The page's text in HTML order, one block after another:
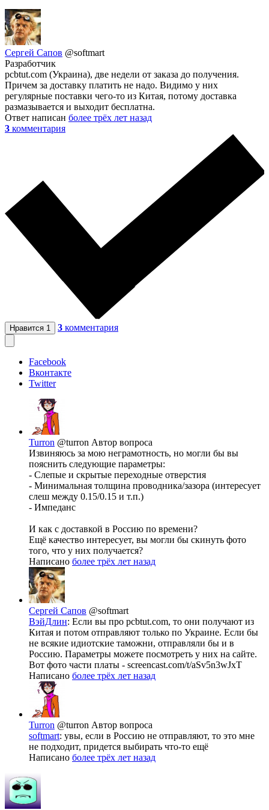
Сергей Сапов @softmart
Разработчик
pcbtut.com (Украина), две недели от заказа до получения.
Причем за доставку платить не надо. Видимо у них
регулярные поставки чего-то из Китая, потому доставка
размазывается и выходит бесплатна.
Ответ написан более трёх лет назад
3 комментария
Нравится 1 3 комментария
Facebook
Вконтакте
Twitter
Turron @turron Автор вопроса
Извиняюсь за мою неграмотность, но могли бы вы
пояснить следующие параметры:
- Слепые и скрытые переходные отверстия
- Минимальная толщина проводника/зазора (интересует
слеш между 0.15/0.15 и т.п.)
- Импеданс
И как с доставкой в Россию по времени?
Ещё качество интересует, вы могли бы скинуть фото
того, что у них получается?
Написано более трёх лет назад
Сергей Сапов @softmart
ВэйДлин: Если вы про pcbtut.com, то они получают из
Китая и потом отправляют только по Украине. Если бы
не всякие идиотские таможни, отправляли бы и в
Россию. Параметры можете посмотреть у них на сайте.
Вот фото части платы - screencast.com/t/aSv5n3wJxT
Написано более трёх лет назад
Turron @turron Автор вопроса
softmart: увы, если в Россию не отправляют, то это мне
не подходит, придется выбирать что-то ещё
Написано более трёх лет назад